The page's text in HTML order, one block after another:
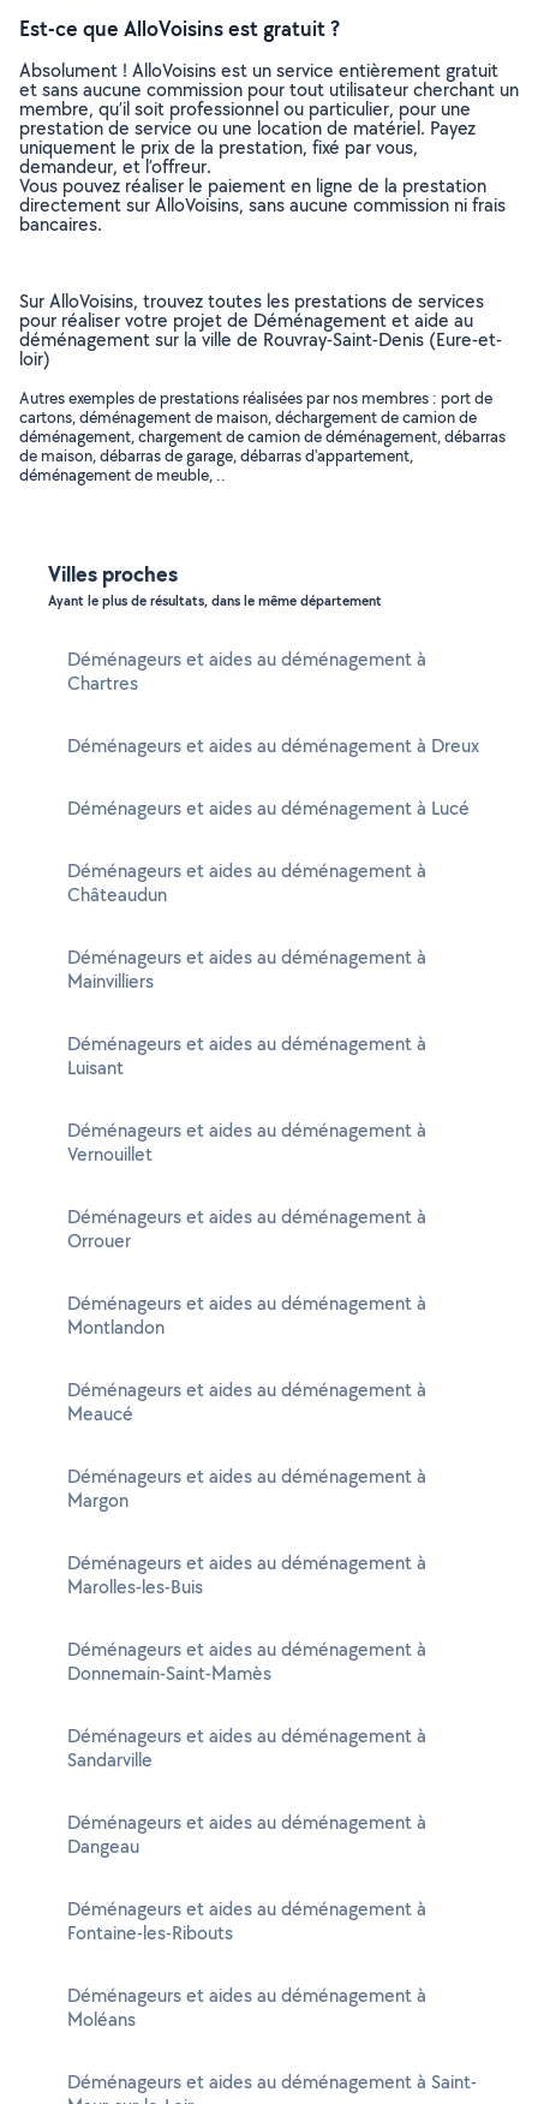
Est-ce que AlloVoisins est gratuit ?
Absolument ! AlloVoisins est un service entièrement gratuit
et sans aucune commission pour tout utilisateur cherchant un
membre, qu’il soit professionnel ou particulier, pour une
prestation de service ou une location de matériel. Payez
uniquement le prix de la prestation, fixé par vous,
demandeur, et l’offreur.
Vous pouvez réaliser le paiement en ligne de la prestation
directement sur AlloVoisins, sans aucune commission ni frais
bancaires.
Sur AlloVoisins, trouvez toutes les prestations de services
pour réaliser votre projet de Déménagement et aide au
déménagement sur la ville de Rouvray-Saint-Denis (Eure-et-
loir)
Autres exemples de prestations réalisées par nos membres : port de
cartons, déménagement de maison, déchargement de camion de
déménagement, chargement de camion de déménagement, débarras
de maison, débarras de garage, débarras d'appartement,
déménagement de meuble, ..
Villes proches
Ayant le plus de résultats, dans le même département
Déménageurs et aides au déménagement à
Chartres
Déménageurs et aides au déménagement à Dreux
Déménageurs et aides au déménagement à Lucé
Déménageurs et aides au déménagement à
Châteaudun
Déménageurs et aides au déménagement à
Mainvilliers
Déménageurs et aides au déménagement à
Luisant
Déménageurs et aides au déménagement à
Vernouillet
Déménageurs et aides au déménagement à
Orrouer
Déménageurs et aides au déménagement à
Montlandon
Déménageurs et aides au déménagement à
Meaucé
Déménageurs et aides au déménagement à
Margon
Déménageurs et aides au déménagement à
Marolles-les-Buis
Déménageurs et aides au déménagement à
Donnemain-Saint-Mamès
Déménageurs et aides au déménagement à
Sandarville
Déménageurs et aides au déménagement à
Dangeau
Déménageurs et aides au déménagement à
Fontaine-les-Ribouts
Déménageurs et aides au déménagement à
Moléans
Déménageurs et aides au déménagement à Saint-